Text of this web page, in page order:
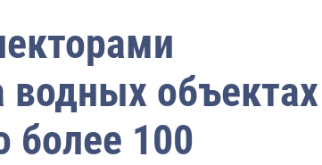
объектах
100